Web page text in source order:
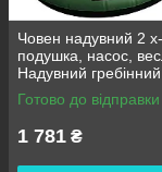
Човен надувний 2
подушка, насос,
Надувний гребінний
двомісний гумовий
180/98см
Готово до відправки
1 781 ₴